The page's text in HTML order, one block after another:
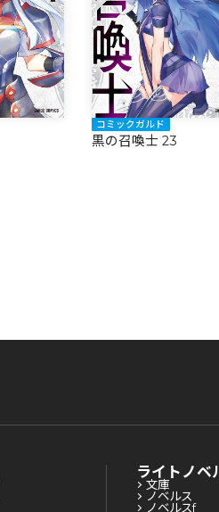
コミックガルド
黒の召喚士 23
ライトノベ
文庫
ノベルス
ノベルスf